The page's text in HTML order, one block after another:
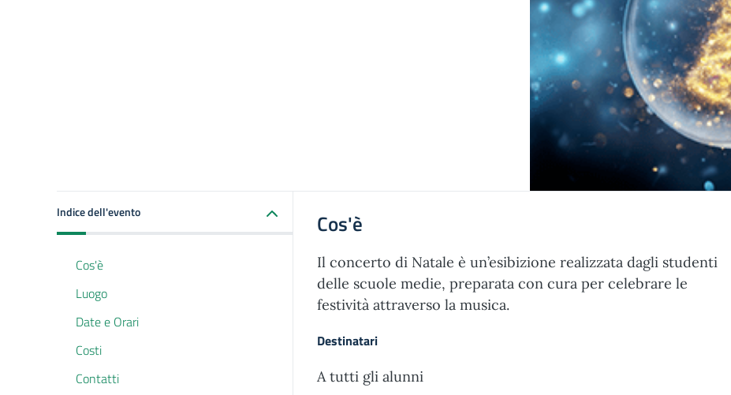
Indice dell'evento
Cos'è
Luogo
Date e Orari
Costi
Contatti
Cos'è
Il concerto di Natale è un’esibizione realizzata dagli studenti
delle scuole medie, preparata con cura per celebrare le
festività attraverso la musica.
Destinatari
A tutti gli alunni